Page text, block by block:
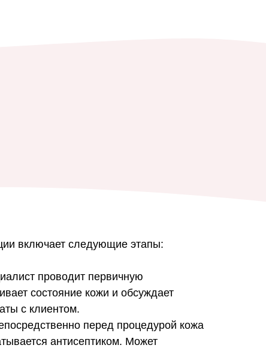
включает следующие этапы:
проводит первичную
состояние кожи и обсуждает
с клиентом.
перед процедурой кожа
антисептиком. Может